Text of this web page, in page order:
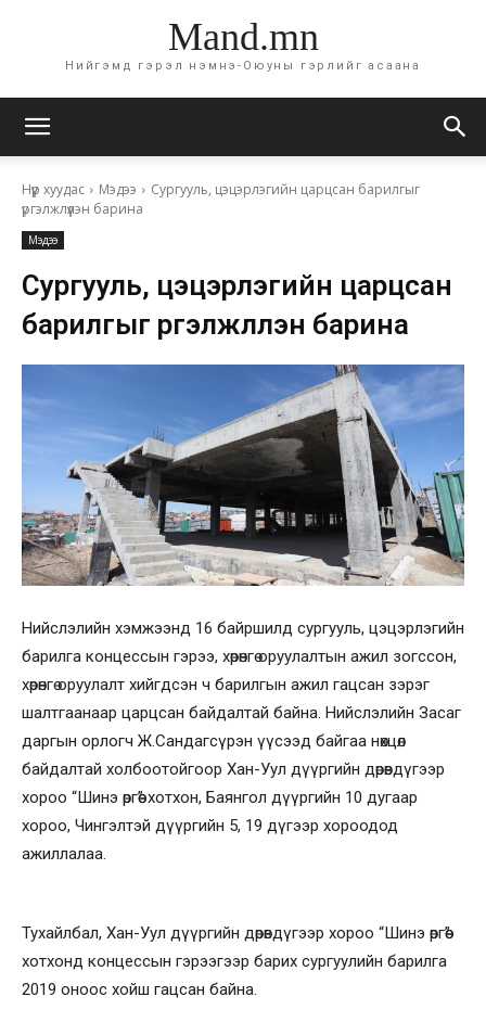
Mand.mn
Нийгэмд гэрэл нэмнэ-Оюуны гэрлийг асаана
Нүүр хуудас Мэдээ
Сургууль, цэцэрлэгийн царцсан барилгыг
үргэлжлүүлэн барина
Мэдээ
Сургууль, цэцэрлэгийн царцсан
барилгыг үргэлжлүүлэн барина
Нийслэлийн хэмжээнд 16 байршилд сургууль, цэцэрлэгийн
барилга концессын гэрээ, хөрөнгө оруулалтын ажил зогссон,
хөрөнгө оруулалт хийгдсэн ч барилгын ажил гацсан зэрэг
шалтгаанаар царцсан байдалтай байна. Нийслэлийн Засаг
даргын орлогч Ж.Сандагсүрэн үүсээд байгаа нөхцөл
байдалтай холбоотойгоор Хан-Уул дүүргийн дөрөвдүгээр
хороо “Шинэ өргөө” хотхон, Баянгол дүүргийн 10 дугаар
хороо, Чингэлтэй дүүргийн 5, 19 дүгээр хороодод
ажиллалаа.
Тухайлбал, Хан-Уул дүүргийн дөрөвдүгээр хороо “Шинэ өргөө”
хотхонд концессын гэрээгээр барих сургуулийн барилга
2019 оноос хойш гацсан байна.